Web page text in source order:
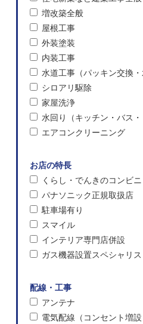
増改築全般
屋根工事
外装塗装
内装工事
水道工事（パッキン交換・
シロアリ駆除
家屋洗浄
水回り（キッチン・バス
エアコンクリーニング
お店の特長
くらし・でんきのコンビニ
パナソニック正規取扱店
駐車場有り
スマイル
インテリア専門店併設
ガス機器設置スペシャリ
配線・工事
アンテナ
電気配線（コンセント増